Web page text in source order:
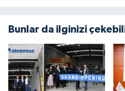
Bunlar da ilginizi